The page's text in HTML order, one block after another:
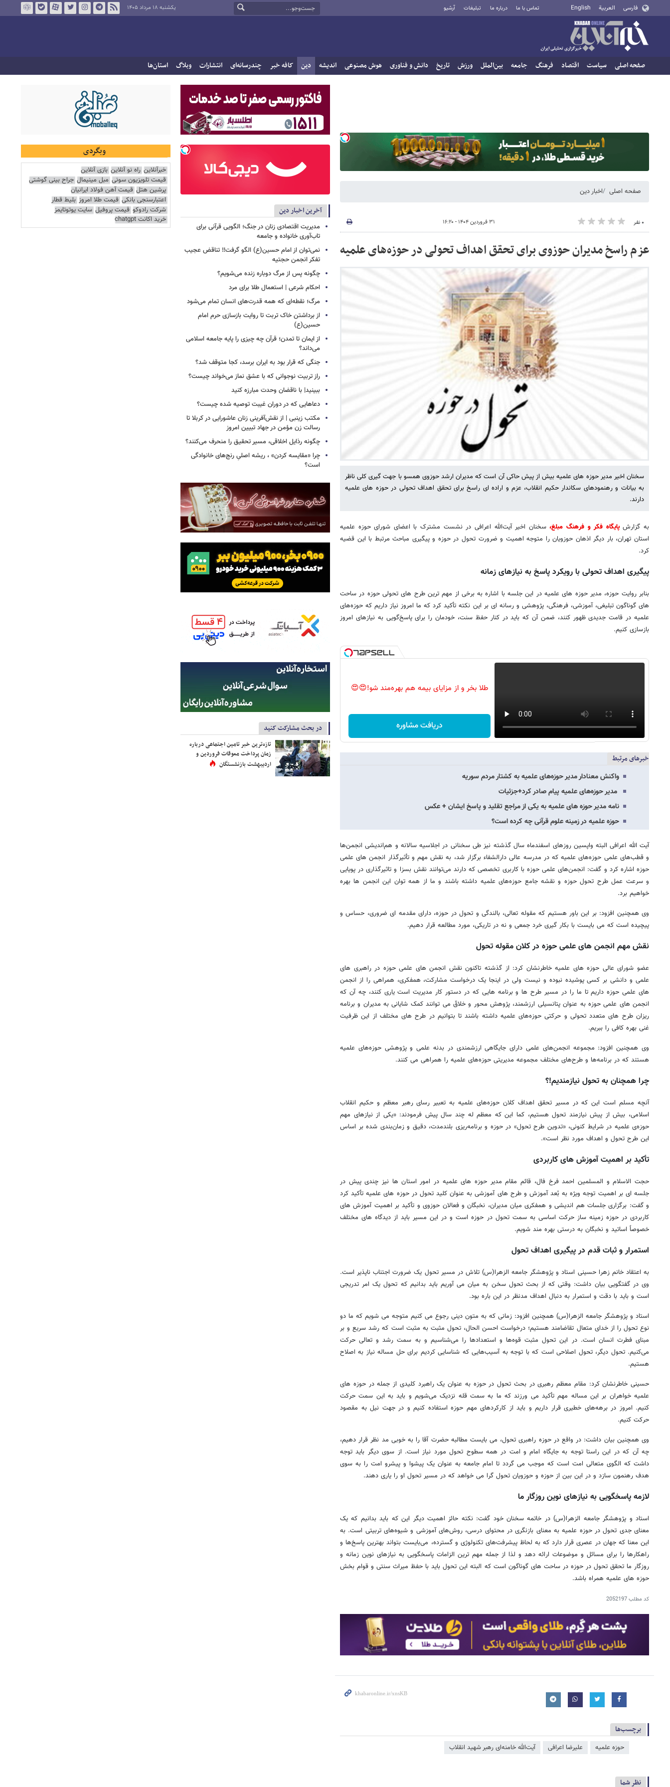
فارسی العربية English تماس با ما درباره ما تبلیغات آرشیو یکشنبه ۱۸ مرداد ۱۴۰۵
صفحه اصلی سیاست اقتصاد فرهنگ جامعه بین‌الملل ورزش تاریخ دانش و فناوری هوش مصنوعی اندیشه دین کافه خبر چندرسانه‌ای انتشارات وبلاگ استان‌ها
صفحه اصلی اخبار دین
۰ نفر ۳۱ فروردین ۱۴۰۴ - ۱۶:۲۰
عزم راسخ مدیران حوزوی برای تحقق اهداف تحولی در حوزه‌های علمیه
سخنان اخیر مدیر حوزه های علمیه بیش از پیش حاکی آن است که مدیران ارشد حوزوی همسو با جهت گیری کلی ناظر
به بیانات و رهنمودهای سکاندار حکیم انقلاب، عزم و اراده ای راسخ برای تحقق اهداف تحولی در حوزه های علمیه
دارند.
به گزارشپایگاه فکر و فرهنگ مبلغ،سخنان اخیر آیت‌الله اعرافی در نشست مشترک با اعضای شورای حوزه علمیه
استان تهران، بار دیگر اذهان حوزویان را متوجه اهمیت و ضرورت تحول در حوزه و پیگیری مباحث مرتبط با این قضیه
کرد.
پیگیری اهداف تحولی با رویکرد پاسخ به نیازهای زمانه
بنابر روایت حوزه، مدیر حوزه های علمیه در این جلسه با اشاره به برخی از مهم ترین طرح های تحولی حوزه در ساحت
های گوناگون تبلیغی، آموزشی، فرهنگی، پژوهشی و رسانه ای بر این نکته تأکید کرد که ما امروز نیاز داریم که حوزه‌های
علمیه در قامت جدیدی ظهور کنند، ضمن آن که باید در کنار حفظ سنت، خودمان را برای پاسخ‌گویی به نیازهای امروز
بازسازی کنیم.
طلا بخر و از مزایای بیمه هم بهره‌مند شو!😍😍
دریافت مشاوره
خبرهای مرتبط
واکنش معنادار مدیر حوزه‌های علمیه به کشتار مردم سوریه
مدیر حوزه‌های علمیه پیام صادر کرد+جزئیات
نامه مدیر حوزه های علمیه به یکی از مراجع تقلید و پاسخ ایشان + عکس
حوزه علمیه در زمینه علوم قرآنی چه کرده است؟
آیت الله اعرافی البته واپسین روزهای اسفندماه سال گذشته نیز طی سخنانی در اجلاسیه سالانه و هم‌اندیشی انجمن‌ها
و قطب‌های علمی حوزه‌های علمیه که در مدرسه عالی دارالشفاء برگزار شد، به نقش مهم و تأثیرگذار انجمن های علمی
حوزه اشاره کرد و گفت: انجمن‌های علمی حوزه با کاربری تخصصی که دارند می‌توانند نقش بسزا و تاثیرگذاری در پویایی
و سرعت عمل طرح تحول حوزه و نقشه جامع حوزه‌های علمیه داشته باشند و ما از همه توان این انجمن ها بهره
خواهیم برد.
وی همچنین افزود: بر این باور هستیم که مقوله تعالی، بالندگی و تحول در حوزه، دارای مقدمه ای ضروری، حساس و
پیچیده است که می بایست با بکار گیری خرد جمعی و نه در تاریکی، مورد مطالعه قرار دهیم.
نقش مهم انجمن های علمی حوزه در کلان مقوله تحول
عضو شورای عالی حوزه های علمیه خاطرنشان کرد: از گذشته تاکنون نقش انجمن های علمی حوزه در راهبری های
علمی و دانشی بر کسی پوشیده نبوده و نیست ولی در اینجا یک درخواست مشارکت، همفکری، همراهی را از انجمن
های علمی حوزه داریم تا ما را در مسیر طرح ها و برنامه هایی که در دستور کار مدیریت است یاری کنند، چه آن که
انجمن های علمی حوزه به عنوان پتانسیلی ارزشمند، پژوهش محور و خلاقّ می توانند کمک شایانی به مدیران و برنامه
ریزان طرح های متعدد تحولی و حرکتی حوزه‌های علمیه داشته باشند تا بتوانیم در طرح های مختلف از این ظرفیت
غنی بهره کافی را ببریم.
وی همچنین افزود: مجموعه انجمن‌های علمی دارای جایگاهی ارزشمندی در بدنه علمی و پژوهشی حوزه‌های علمیه
هستند که در برنامه‌ها و طرح‌های مختلف مجموعه مدیریتی حوزه‌های علمیه را همراهی می کنند.
چرا همچنان به تحول نیازمندیم!؟
آنچه مسلم است این که در مسیر تحقق اهداف کلان حوزه‌های علمیه به تعبیر رسای رهبر معظم و حکیم انقلاب
اسلامی، بیش از پیش نیازمند تحول هستیم، کما این که معظم له چند سال پیش فرمودند: «یکی از نیازهای مهم
حوزه‌ی علمیه در شرایط کنونی، «تدوین طرح تحول» در حوزه و برنامه‌ریزی بلندمدت، دقیق و زمان‌بندی شده بر اساس
این طرح تحول و اهداف مورد نظر است».
تأکید بر اهمیت آموزش های کاربردی
حجت الاسلام و المسلمین احمد فرخ فال، قائم مقام مدیر حوزه های علمیه در امور استان ها نیز چندی پیش در
جلسه ای بر اهمیت توجه ویژه به بُعد آموزش و طرح های آموزشی به عنوان کلید تحول در حوزه های علمیه تأکید کرد
و گفت: برگزاری جلسات هم اندیشی و همفکری میان مدیران، نخبگان و فعالان حوزوی و تأکید بر اهمیت آموزش های
کاربردی در حوزه زمینه ساز حرکت اساسی به سمت تحول در حوزه است و در این مسیر باید از دیدگاه های مختلف
خصوصاً اساتید و نخبگان به درستی بهره مند شویم.
استمرار و ثبات قدم در پیگیری اهداف تحول
به اعتقاد خانم زهرا حسینی استاد و پژوهشگر جامعه الزهرا(س) تلاش در مسیر تحول یک ضرورت اجتناب ناپذیر است.
وی در گفتگویی بیان داشت: وقتی که از بحث تحول سخن به میان می آوریم باید بدانیم که تحول یک امر تدریجی
است و باید با دقت و استمرار به دنبال اهداف مدنظر در این باره بود.
استاد و پژوهشگر جامعه الزهرا(س) همچنین افزود: زمانی که به متون دینی رجوع می کنیم متوجه می شویم که ما دو
نوع تحول را از خدای متعال تقاضامند هستیم؛ درخواست احسن الحال، تحول مثبت به مثبت است که رشد سریع و بر
مبنای فطرت انسان است. در این تحول مثبت قوه‌ها و استعدادها را می‌شناسیم و به سمت رشد و تعالی حرکت
می‌کنیم. تحول دیگر، تحول اصلاحی است که با توجه به آسیب‌هایی که شناسایی کردیم برای حل مساله نیاز به اصلاح
هستیم.
حسینی خاطرنشان کرد: مقام معظم رهبری در بحث تحول در حوزه به عنوان یک راهبرد کلیدی از جمله در حوزه های
علمیه خواهران بر این مساله مهم تأکید می ورزند که ما به سمت قله نزدیک می‌شویم و باید به این سمت حرکت
کنیم. امروز در برهه‌های خطیری قرار داریم و باید از کارکردهای مهم حوزه استفاده کنیم و در جهت نیل به مقصود
حرکت کنیم.
وی همچنین بیان داشت: در واقع در حوزه راهبری تحول، می بایست مطالبه حضرت آقا را به خوبی مد نظر قرار دهیم،
چه آن که در این راستا توجه به جایگاه امام و امت در همه سطوح تحول مورد نیاز است. از سوی دیگر باید توجه
داشت که الگوی متعالی امت است که موجب می گردد تا امام جامعه به عنوان یک پیشوا و پیشرو امت را به سوی
هدف رهنمون سازد و در این بین از حوزه و حوزویان تحول گرا می خواهد که در مسیر تحول او را یاری دهند.
لازمه پاسخگویی به نیازهای نوین روزگار ما
استاد و پژوهشگر جامعه الزهرا(س) در خاتمه سخنان خود گفت: نکته حائز اهمیت دیگر این که باید بدانیم که یک
معنای جدی تحول در حوزه علمیه به معنای بازنگری در محتوای درسی، روش‌های آموزشی و شیوه‌های تربیتی است. به
این معنا که جهان در عصری قرار دارد که به لحاظ پیشرفت‌های تکنولوژی و گسترده، می‌بایست بتواند بهترین پاسخ‌ها و
راهکارها را برای مسائل و موضوعات ارائه دهد و لذا از جمله مهم ترین الزامات پاسخگویی به نیازهای نوین زمانه و
روزگار ما تحقق تحول در حوزه در ساحت های گوناگون است که البته این تحول باید با حفظ میراث سنتی و قوام بخش
حوزه های علمیه همراه باشد.
کد مطلب2052197
برچسب‌ها
حوزه علمیه علیرضا اعرافی آیت‌الله خامنه‌ای رهبر شهید انقلاب
نظر شما
آخرین اخبار دین
مدیریت اقتصادی زنان در جنگ؛ الگویی قرآنی برای
تاب‌آوری خانواده و جامعه
نمی‌توان از امام حسین(ع) الگو گرفت‼ تناقض عجیب
تفکر انجمن حجتیه
چگونه پس از مرگ دوباره زنده می‌شویم؟
احکام شرعی | استعمال طلا برای مرد
مرگ؛ نقطه‌ای که همه قدرت‌های انسان تمام می‌شود
از برداشتن خاک تربت تا روایت بازسازی حرم امام
حسین(ع)
از ایمان تا تمدن؛ قرآن چه چیزی را پایه جامعه اسلامی
می‌داند؟
جنگی که قرار بود به ایران برسد، کجا متوقف شد؟
راز تربیت نوجوانی که با عشق نماز می‌خواند چیست؟
ببینید| با ناقضان وحدت مبارزه کنید
دعاهایی که در دوران غیبت توصیه شده چیست؟
مکتب زینبی | از نقش‌آفرینی زنان عاشورایی در کربلا تا
رسالت زن مؤمن در جهاد تبیین امروز
چگونه رذایل اخلاقی، مسیر تحقیق را منحرف می‌کنند؟
چرا «مقایسه کردن» ، ریشه اصلیِ رنج‌های خانوادگی
است؟
در بحث مشارکت کنید
تازه‌ترین خبر تامین اجتماعی درباره
زمان پرداخت معوقات فروردین و
اردیبهشت بازنشستگان
وبگردی
خبرآنلاین راه نو آنلاین بازی آنلاین
قیمت تلویزیون سونی مبل مینیمال جراح بینی گوشتی
پرشین هتل قیمت آهن فولاد ایرانیان
اعتبارسنجی بانکی قیمت طلا امروز بلیط قطار
شرکت رادوکو قیمت پروفیل سایت یوتوتایمز
خرید اکانت chatgpt